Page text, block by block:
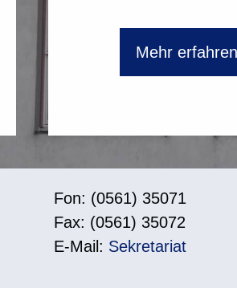
Mehr erfahren
Fon: (0561) 35071
Fax: (0561) 35072
E-Mail: Sekretariat